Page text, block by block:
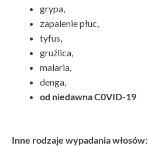
grypa,
zapalenie płuc,
tyfus,
gruźlica,
malaria,
denga,
od niedawna C0VID-19
Inne rodzaje wypadania włosów: